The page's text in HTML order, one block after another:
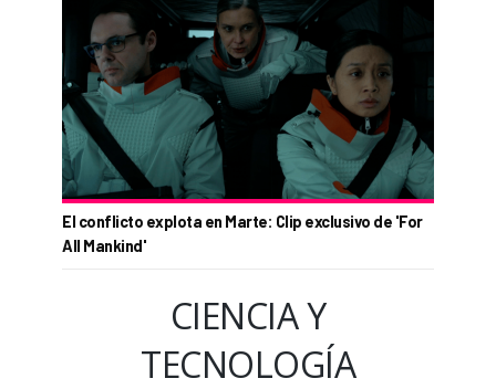
El conflicto explota en Marte: Clip exclusivo de 'For
All Mankind'
CIENCIA Y
TECNOLOGÍA